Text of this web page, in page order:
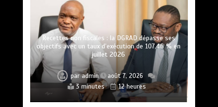
Recettes non fiscales : la DGRAD dépasse ses
objectifs avec un taux d’exécution de 107,46 % en
juillet 2026
paradmin
août 7, 2026
3 minutes
12 heures